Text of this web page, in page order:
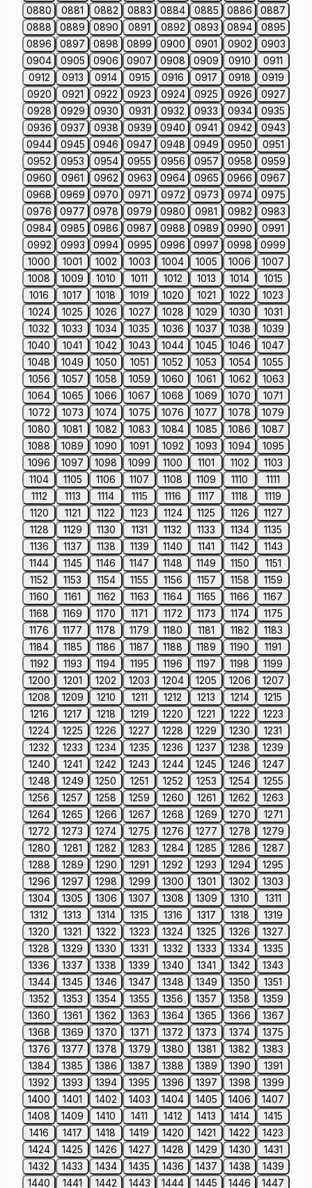
0880
0881 0882 0883 0884 0885 0886
0887
0888
0889 0890 0891 0892 0893 0894
0895
0896
0897 0898 0899 0900 0901 0902
0903
0904
0905 0906 0907 0908 0909 0910
0911
0912
0913 0914 0915 0916 0917 0918
0919
0920
0921 0922 0923 0924 0925 0926
0927
0928
0929 0930 0931 0932 0933 0934
0935
0936
0937 0938 0939 0940 0941 0942
0943
0944
0945 0946 0947 0948 0949 0950
0951
0952
0953 0954 0955 0956 0957 0958
0959
0960
0961 0962 0963 0964 0965 0966
0967
0968
0969 0970 0971 0972 0973 0974
0975
0976
0977 0978 0979 0980 0981 0982
0983
0984
0985 0986 0987 0988 0989 0990
0991
0992
0993 0994 0995 0996 0997 0998
0999
1000
1001 1002 1003 1004 1005 1006
1007
1008
1009 1010 1011 1012 1013 1014
1015
1016
1017 1018 1019 1020 1021 1022
1023
1024
1025 1026 1027 1028 1029 1030
1031
1032
1033 1034 1035 1036 1037 1038
1039
1040
1041 1042 1043 1044 1045 1046
1047
1048
1049 1050 1051 1052 1053 1054
1055
1056
1057 1058 1059 1060 1061 1062
1063
1064
1065 1066 1067 1068 1069 1070
1071
1072
1073 1074 1075 1076 1077 1078
1079
1080
1081 1082 1083 1084 1085 1086
1087
1088
1089 1090 1091 1092 1093 1094
1095
1096
1097 1098 1099 1100 1101 1102
1103
1104
1105 1106 1107 1108 1109 1110
1111
1112
1113 1114 1115 1116 1117 1118
1119
1120
1121 1122 1123 1124 1125 1126
1127
1128
1129 1130 1131 1132 1133 1134
1135
1136
1137 1138 1139 1140 1141 1142
1143
1144
1145 1146 1147 1148 1149 1150
1151
1152
1153 1154 1155 1156 1157 1158
1159
1160
1161 1162 1163 1164 1165 1166
1167
1168
1169 1170 1171 1172 1173 1174
1175
1176
1177 1178 1179 1180 1181 1182
1183
1184
1185 1186 1187 1188 1189 1190
1191
1192
1193 1194 1195 1196 1197 1198
1199
1200
1201 1202 1203 1204 1205 1206
1207
1208
1209 1210 1211 1212 1213 1214
1215
1216
1217 1218 1219 1220 1221 1222
1223
1224
1225 1226 1227 1228 1229 1230
1231
1232
1233 1234 1235 1236 1237 1238
1239
1240
1241 1242 1243 1244 1245 1246
1247
1248
1249 1250 1251 1252 1253 1254
1255
1256
1257 1258 1259 1260 1261 1262
1263
1264
1265 1266 1267 1268 1269 1270
1271
1272
1273 1274 1275 1276 1277 1278
1279
1280
1281 1282 1283 1284 1285 1286
1287
1288
1289 1290 1291 1292 1293 1294
1295
1296
1297 1298 1299 1300 1301 1302
1303
1304
1305 1306 1307 1308 1309 1310
1311
1312
1313 1314 1315 1316 1317 1318
1319
1320
1321 1322 1323 1324 1325 1326
1327
1328
1329 1330 1331 1332 1333 1334
1335
1336
1337 1338 1339 1340 1341 1342
1343
1344
1345 1346 1347 1348 1349 1350
1351
1352
1353 1354 1355 1356 1357 1358
1359
1360
1361 1362 1363 1364 1365 1366
1367
1368
1369 1370 1371 1372 1373 1374
1375
1376
1377 1378 1379 1380 1381 1382
1383
1384
1385 1386 1387 1388 1389 1390
1391
1392
1393 1394 1395 1396 1397 1398
1399
1400
1401 1402 1403 1404 1405 1406
1407
1408
1409 1410 1411 1412 1413 1414
1415
1416
1417 1418 1419 1420 1421 1422
1423
1424
1425 1426 1427 1428 1429 1430
1431
1432
1433 1434 1435 1436 1437 1438
1439
1440
1441 1442 1443 1444 1445 1446 1447